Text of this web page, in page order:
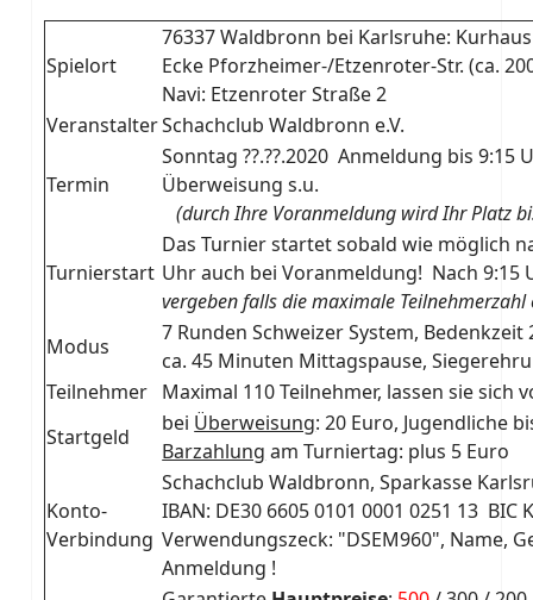
Spielort
76337 Waldbronn bei Karlsruhe:
Ecke Pforzheimer-/Etzenroter-Str. (ca.
Navi: Etzenroter Straße 2
VeranstalterSchachclub Waldbronn e.V.
Termin
Sonntag ??.??.2020 Anmeldung bis
Überweisung s.u.
(durch Ihre Voranmeldung wird Ihr Platz
Turnierstart
Das Turnier startet sobald wie möglich
Uhr auch bei Voranmeldung! Nach
vergeben falls die maximale
Modus
7 Runden Schweizer System,
ca. 45 Minuten Mittagspause,
Teilnehmer Maximal 110 Teilnehmer, lassen sie sich
Startgeld
bei Überweisung: 20 Euro, Jugendliche
Barzahlung am Turniertag: plus 5 Euro
Konto-
Verbindung
Schachclub Waldbronn, Sparkasse
IBAN: DE30 6605 0101 0001 0251 13 BIC
Verwendungszeck: "DSEM960", Name,
Anmeldung !